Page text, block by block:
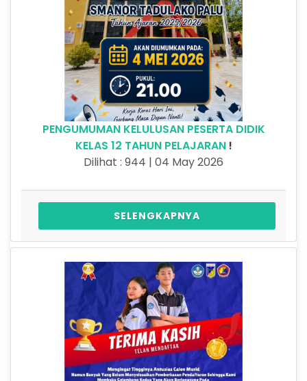
PENGUMUMAN KELULUSAN PESERTA DIDIK
KELAS 12 TAHUN PELAJARAN !
Dilihat : 944 | 04 May 2026
SELENGKAPNYA